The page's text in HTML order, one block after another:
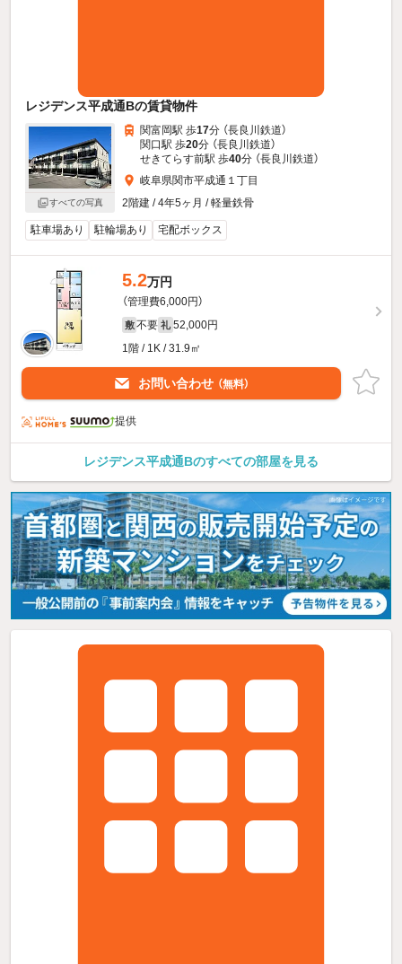
レジデンス平成通Bの賃貸物件
すべての写真
関富岡駅 歩17分 （長良川鉄道）
関口駅 歩20分 （長良川鉄道）
せきてらす前駅 歩40分 （長良川鉄道）
岐阜県関市平成通１丁目
2階建 / 4年5ヶ月 / 軽量鉄骨
駐車場あり 駐輪場あり 宅配ボックス
5.2万円
（管理費6,000円）
敷 不要 礼 52,000円
1階 / 1K / 31.9㎡
お問い合わせ （無料）
提供
レジデンス平成通Bのすべての部屋を見る